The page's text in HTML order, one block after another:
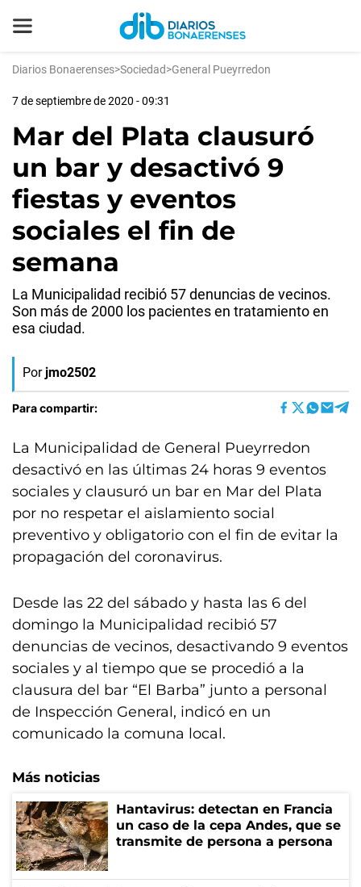
Diarios Bonaerenses>Sociedad>General Pueyrredon
7 de septiembre de 2020 - 09:31
Mar del Plata clausuró
un bar y desactivó 9
fiestas y eventos
sociales el fin de
semana
La Municipalidad recibió 57 denuncias de vecinos.
Son más de 2000 los pacientes en tratamiento en
esa ciudad.
Por jmo2502
Para compartir:
La Municipalidad de General Pueyrredon
desactivó en las últimas 24 horas 9 eventos
sociales y clausuró un bar en Mar del Plata
por no respetar el aislamiento social
preventivo y obligatorio con el fin de evitar la
propagación del coronavirus.
Desde las 22 del sábado y hasta las 6 del
domingo la Municipalidad recibió 57
denuncias de vecinos, desactivando 9 eventos
sociales y al tiempo que se procedió a la
clausura del bar “El Barba” junto a personal
de Inspección General, indicó en un
comunicado la comuna local.
Más noticias
Hantavirus: detectan en Francia
un caso de la cepa Andes, que se
transmite de persona a persona